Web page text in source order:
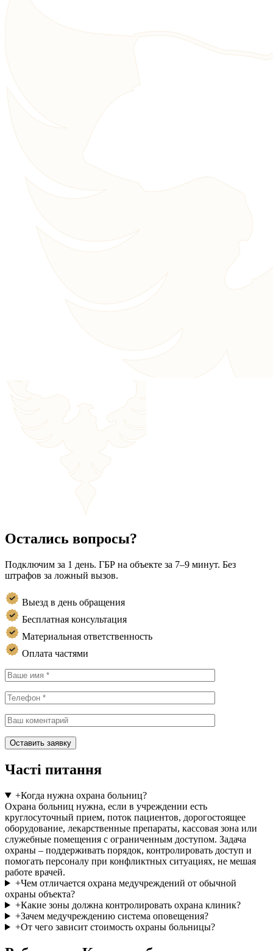
Остались вопросы?
Подключим за 1 день. ГБР на объекте за 7–9 минут. Без
штрафов за ложный вызов.
Выезд в день обращения
Бесплатная консультация
Материальная ответственность
Оплата частями
Часті питання
+Когда нужна охрана больниц?
Охрана больниц нужна, если в учреждении есть
круглосуточный прием, поток пациентов, дорогостоящее
оборудование, лекарственные препараты, кассовая зона или
служебные помещения с ограниченным доступом. Задача
охраны – поддерживать порядок, контролировать доступ и
помогать персоналу при конфликтных ситуациях, не мешая
работе врачей.
+Чем отличается охрана медучреждений от обычной
охраны объекта?
+Какие зоны должна контролировать охрана клиник?
+Зачем медучреждению система оповещения?
+От чего зависит стоимость охраны больницы?